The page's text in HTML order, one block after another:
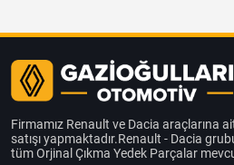
Firmamız Renault ve Dacia araçlarına
satışı yapmaktadır.Renault - Dacia
tüm Orjinal Çıkma Yedek Parçalar